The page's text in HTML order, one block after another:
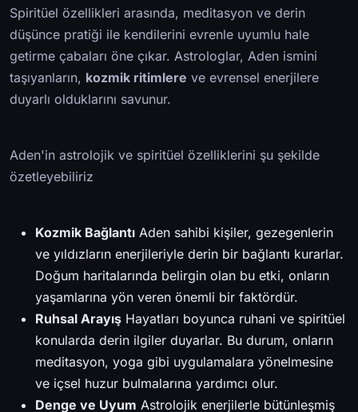
Spiritüel özellikleri arasında, meditasyon ve derin
düşünce pratiği ile kendilerini evrenle uyumlu hale
getirme çabaları öne çıkar. Astrologlar, Aden ismini
taşıyanların, kozmik ritimlere ve evrensel enerjilere
duyarlı olduklarını savunur.
Aden'in astrolojik ve spiritüel özelliklerini şu şekilde
özetleyebiliriz
Kozmik Bağlantı Aden sahibi kişiler, gezegenlerin
ve yıldızların enerjileriyle derin bir bağlantı kurarlar.
Doğum haritalarında belirgin olan bu etki, onların
yaşamlarına yön veren önemli bir faktördür.
Ruhsal Arayış Hayatları boyunca ruhani ve spiritüel
konularda derin ilgiler duyarlar. Bu durum, onların
meditasyon, yoga gibi uygulamalara yönelmesine
ve içsel huzur bulmalarına yardımcı olur.
Denge ve Uyum Astrolojik enerjilerle bütünleşmiş